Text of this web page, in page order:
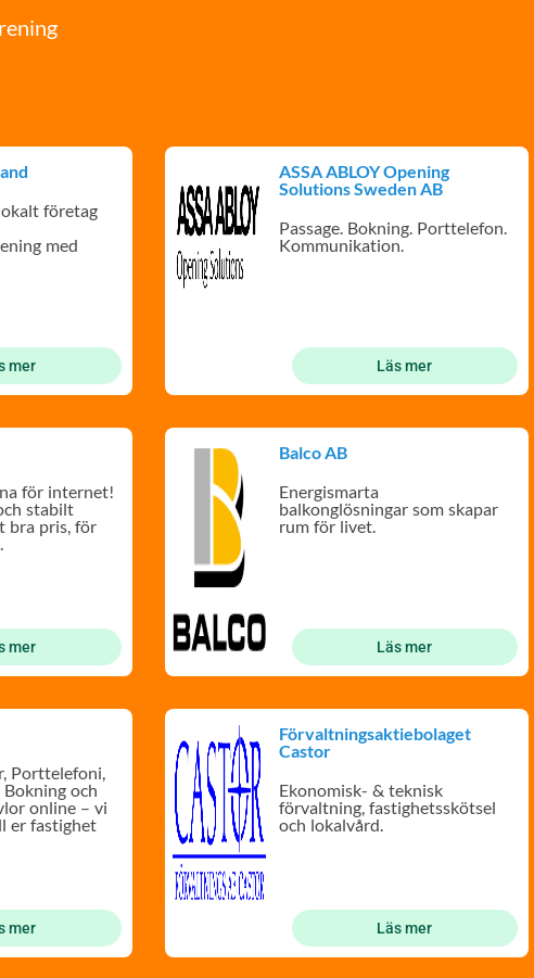
företag
med
mer
ASSA ABLOY Opening
Solutions Sweden AB
Passage. Bokning. Porttelefon.
Kommunikation.
Läs mer
för internet!
stabilt
bra pris, för
mer
Balco AB
Energismarta
balkonglösningar som skapar
rum för livet.
Läs mer
Porttelefoni,
Bokning och
online – vi
er fastighet
mer
Förvaltningsaktiebolaget
Castor
Ekonomisk- & teknisk
förvaltning, fastighetsskötsel
och lokalvård.
Läs mer